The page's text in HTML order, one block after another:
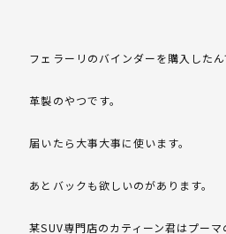
フェラーリのバインダーを購入したん
革製のやつです。
届いたら大事大事に使います。
あとバックも欲しいのがあります。
某SUV専門店のカティーン君はプー